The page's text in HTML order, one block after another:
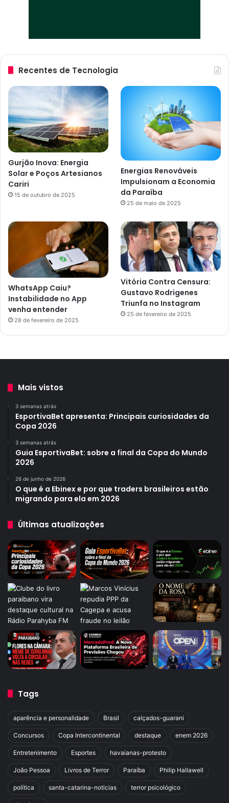
Recentes de Tecnologia
Gurjão Inova: Energia
Solar e Poços Artesianos
Cariri
15 de outubro de 2025
Energias Renováveis
Impulsionam a Economia
da Paraíba
25 de maio de 2025
WhatsApp Caiu?
Instabilidade no App
venha entender
28 de fevereiro de 2025
Vitória Contra Censura:
Gustavo Rodrigenes
Triunfa no Instagram
25 de fevereiro de 2025
Mais vistos
3 semanas atrás
EsportivaBet apresenta: Principais curiosidades da
Copa 2026
3 semanas atrás
Guia EsportivaBet: sobre a final da Copa do Mundo
2026
26 de junho de 2026
O que é a Ebinex e por que traders brasileiros estão
migrando para ela em 2026
Últimas atualizações
Tags
aparência e personalidade Brasil calçados-guarani
Concursos Copa Intercontinental destaque enem 2026
Entretenimento Esportes havaianas-protesto
João Pessoa Livros de Terror Paraíba Philip Hallawell
política santa-catarina-noticias terror psicológico